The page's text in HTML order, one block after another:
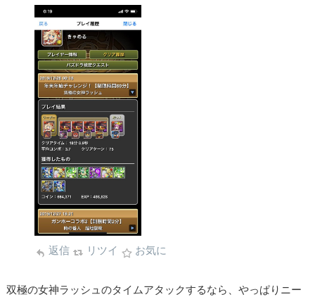
返信 リツイ お気に
双極の女神ラッシュのタイムアタックするなら、やっぱりニー